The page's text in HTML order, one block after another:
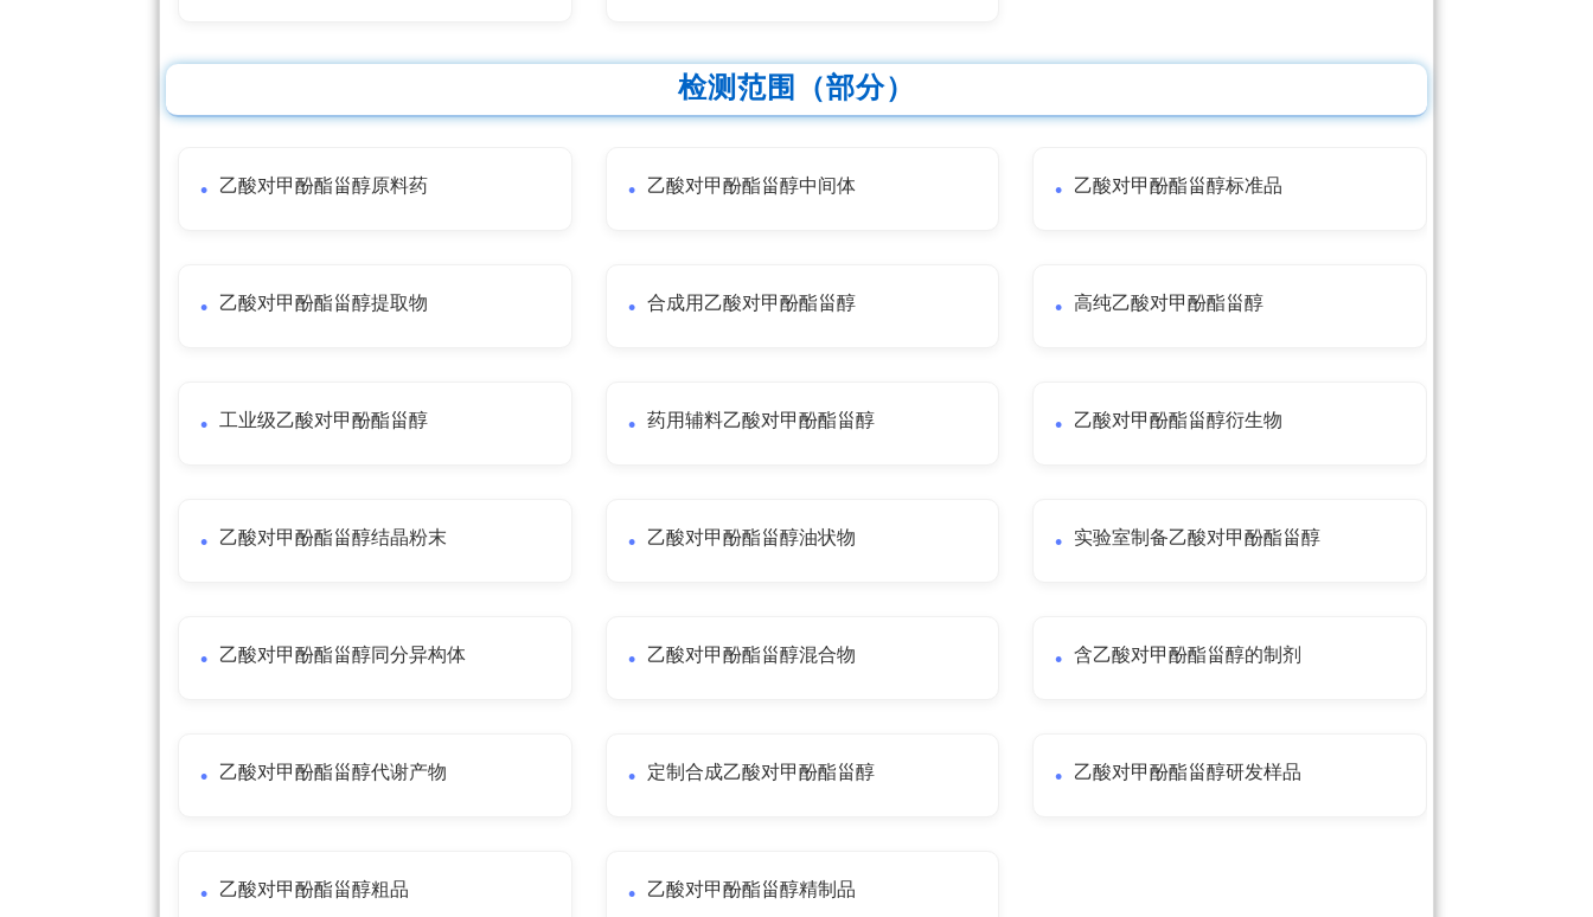
检测范围（部分）
乙酸对甲酚酯甾醇原料药 乙酸对甲酚酯甾醇中间体 乙酸对甲酚酯甾醇标准品
乙酸对甲酚酯甾醇提取物 合成用乙酸对甲酚酯甾醇 高纯乙酸对甲酚酯甾醇
工业级乙酸对甲酚酯甾醇 药用辅料乙酸对甲酚酯甾醇 乙酸对甲酚酯甾醇衍生物
乙酸对甲酚酯甾醇结晶粉末 乙酸对甲酚酯甾醇油状物 实验室制备乙酸对甲酚酯甾醇
乙酸对甲酚酯甾醇同分异构体 乙酸对甲酚酯甾醇混合物 含乙酸对甲酚酯甾醇的制剂
乙酸对甲酚酯甾醇代谢产物 定制合成乙酸对甲酚酯甾醇 乙酸对甲酚酯甾醇研发样品
乙酸对甲酚酯甾醇粗品 乙酸对甲酚酯甾醇精制品